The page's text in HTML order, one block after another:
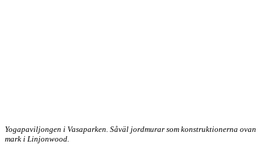
Yogapaviljongen i Vasaparken. Såväl jordmurar som konstruktionerna ovan
mark i Linjonwood.